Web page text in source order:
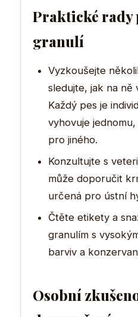
Praktické rady
granulí
Vyzkoušejte
sledujte, jak na ně
Každý pes je
vyhovuje
pro jiného.
Konzultujte s
může doporučit
určená pro ústní
Čtěte etikety a
granulím s
barviv a
Osobní